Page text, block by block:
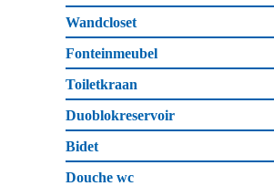
Wandcloset
Fonteinmeubel
Toiletkraan
Duoblokreservoir
Bidet
Douche wc